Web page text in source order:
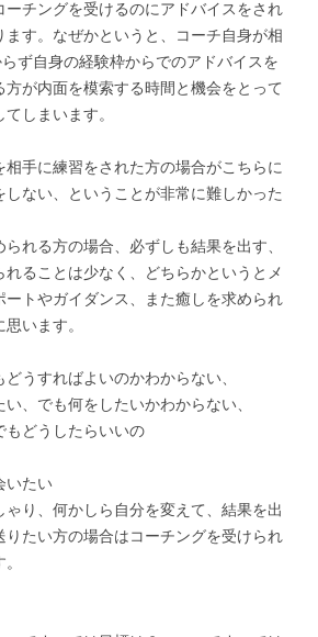
ーチングを受けるのにアドバイスをされ
ます。なぜかというと、コーチ自身が相
ず自身の経験枠からでのアドバイスを
が内面を模索する時間と機会をとって
しまいます。
相手に練習をされた方の場合がこちらに
しない、ということが非常に難しかった
れる方の場合、必ずしも結果を出す、
れることは少なく、どちらかというとメ
ートやガイダンス、また癒しを求められ
います。
うすればよいのかわからない、
、でも何をしたいかわからない、
もどうしたらいいの
いたい
ゃり、何かしら自分を変えて、結果を出
りたい方の場合はコーチングを受けられ